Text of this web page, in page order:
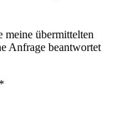
meine übermittelten
Anfrage beantwortet
*